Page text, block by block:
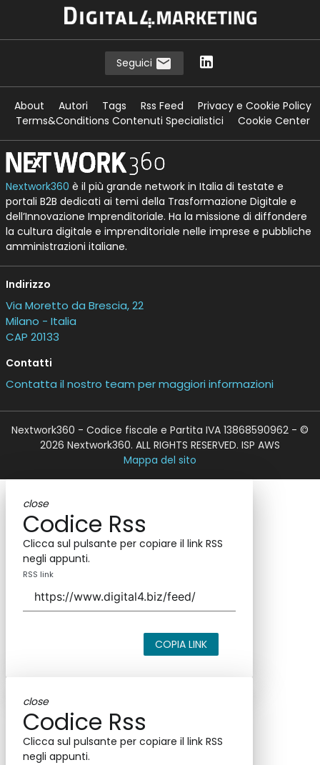
Seguici
About Autori Tags Rss Feed
Privacy e Cookie Policy
Terms&Conditions Contenuti Specialistici
Cookie Center
Nextwork360 è il più grande network in Italia di testate e
portali B2B dedicati ai temi della Trasformazione Digitale e
dell’Innovazione Imprenditoriale. Ha la missione di diffondere
la cultura digitale e imprenditoriale nelle imprese e pubbliche
amministrazioni italiane.
Indirizzo
Via Moretto da Brescia, 22
Milano - Italia
CAP 20133
Contatti
Contatta il nostro team per maggiori informazioni
Nextwork360 - Codice fiscale e Partita IVA 13868590962 - ©
2026 Nextwork360. ALL RIGHTS RESERVED. ISP AWS
Mappa del sito
close
Codice Rss
Clicca sul pulsante per copiare il link RSS
negli appunti.
RSS link
COPIA LINK
close
Codice Rss
Clicca sul pulsante per copiare il link RSS
negli appunti.